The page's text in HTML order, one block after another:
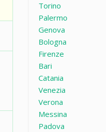
Torino
Palermo
Genova
Bologna
Firenze
Bari
Catania
Venezia
Verona
Messina
Padova